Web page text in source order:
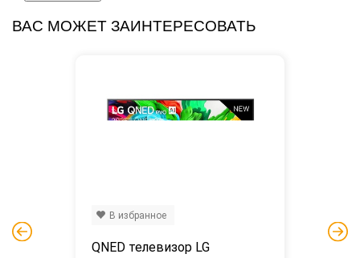
ВАС МОЖЕТ ЗАИНТЕРЕСОВАТЬ
QNED телевизор LG
В избранное